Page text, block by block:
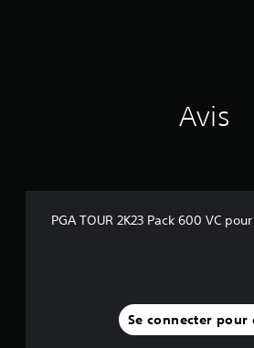
Avis
PGA TOUR 2K23 Pack 600 VC
Se connecter pour